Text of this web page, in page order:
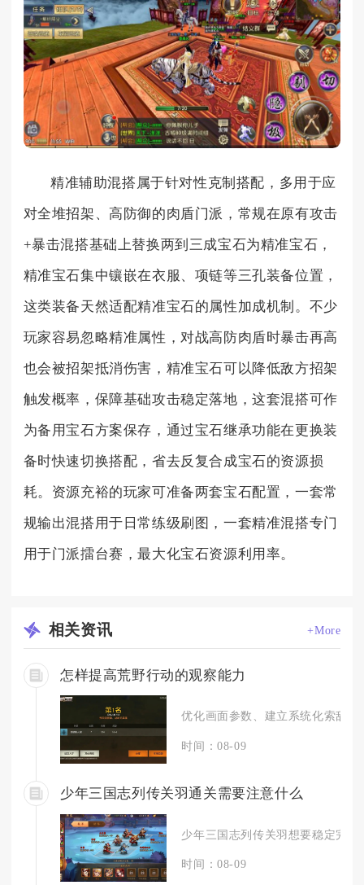
精准辅助混搭属于针对性克制搭配，多用于应
对全堆招架、高防御的肉盾门派，常规在原有攻击
+暴击混搭基础上替换两到三成宝石为精准宝石，
精准宝石集中镶嵌在衣服、项链等三孔装备位置，
这类装备天然适配精准宝石的属性加成机制。不少
玩家容易忽略精准属性，对战高防肉盾时暴击再高
也会被招架抵消伤害，精准宝石可以降低敌方招架
触发概率，保障基础攻击稳定落地，这套混搭可作
为备用宝石方案保存，通过宝石继承功能在更换装
备时快速切换搭配，省去反复合成宝石的资源损
耗。资源充裕的玩家可准备两套宝石配置，一套常
规输出混搭用于日常练级刷图，一套精准混搭专门
用于门派擂台赛，最大化宝石资源利用率。
相关资讯 +More
怎样提高荒野行动的观察能力
优化画面参数、建立系统化索敌
时间：08-09
少年三国志列传关羽通关需要注意什么
少年三国志列传关羽想要稳定完
时间：08-09